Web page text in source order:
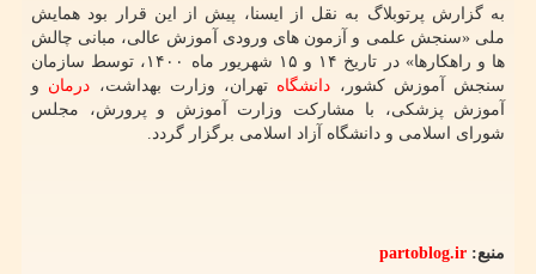
به گزارش پرتوبلاگ به نقل از ایسنا، پیش از این قرار بود همایش
ملی «سنجش علمی و آزمون های ورودی آموزش عالی، مبانی چالش
ها و راهکارها» در تاریخ ۱۴ و ۱۵ شهریور ماه ۱۴۰۰، توسط سازمان
سنجش آموزش کشور، دانشگاه تهران، وزارت بهداشت، درمان و
آموزش پزشکی، با مشارکت وزارت آموزش و پرورش، مجلس
شورای اسلامی و دانشگاه آزاد اسلامی برگزار گردد.
منبع: partoblog.ir